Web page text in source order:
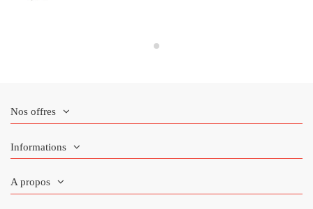
Nos offres
Informations
A propos